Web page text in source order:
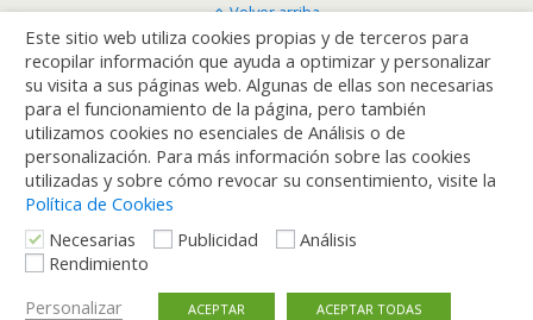
Volver arriba
Móvil Escritorio
Este sitio web utiliza cookies propias y de terceros para
recopilar información que ayuda a optimizar y personalizar
su visita a sus páginas web. Algunas de ellas son necesarias
para el funcionamiento de la página, pero también
utilizamos cookies no esenciales de Análisis o de
personalización. Para más información sobre las cookies
utilizadas y sobre cómo revocar su consentimiento, visite la
Política de Cookies
Necesarias
Publicidad
Análisis
Rendimiento
Personalizar
ACEPTAR ACEPTAR TODAS